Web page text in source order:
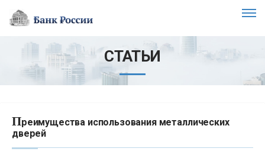
СТАТЬИ
Преимущества использования металлических
дверей